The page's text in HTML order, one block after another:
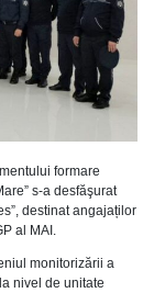
formare
s-a desfăşurat
destinat angajaților
al MAI.
monitorizării a
nivel de unitate